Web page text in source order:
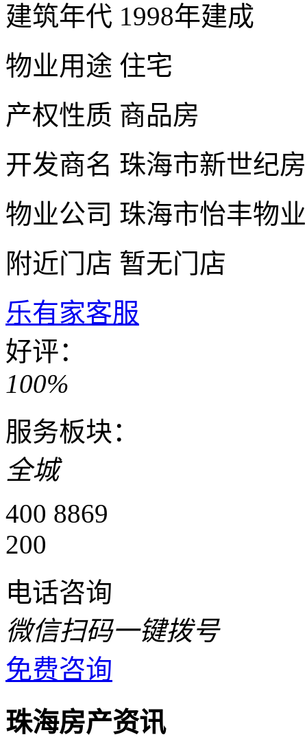
建筑年代 1998年建成
物业用途 住宅
产权性质 商品房
开发商名 珠海市新世纪
物业公司 珠海市怡丰物
附近门店 暂无门店
乐有家客服
好评：
100%
服务板块：
全城
400 8869
200
电话咨询
微信扫码一键拨号
免费咨询
珠海房产资讯